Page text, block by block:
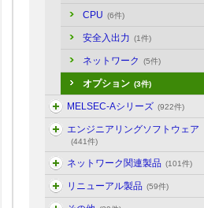
CPU (6件)
安全入出力 (1件)
ネットワーク (5件)
オプション (3件)
MELSEC-Aシリーズ (922件)
エンジニアリングソフトウェア
(441件)
ネットワーク関連製品 (101件)
リニューアル製品 (59件)